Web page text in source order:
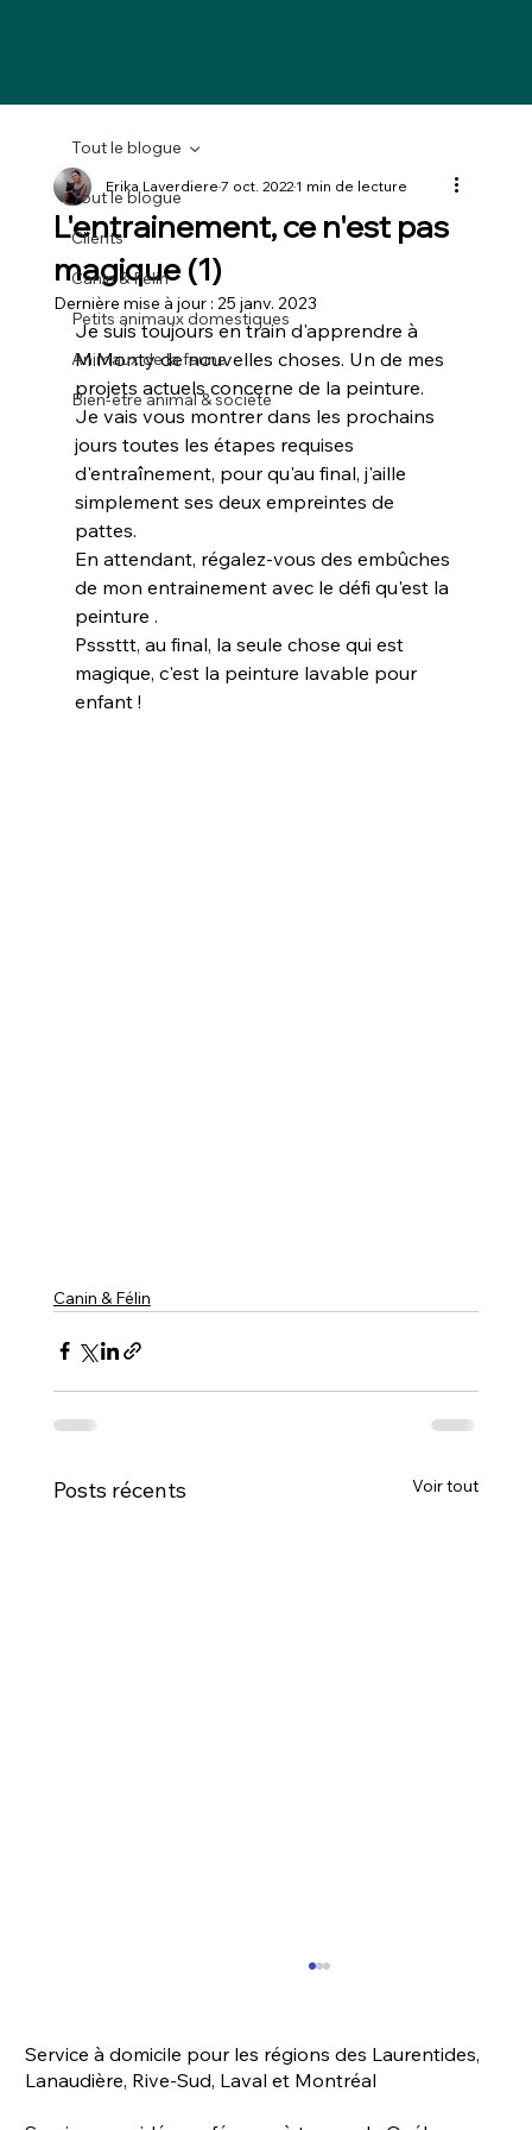
Tout le blogue
Clients
Canin & Félin
Petits animaux domestiques
Animaux de la faune
Bien-être animal & société
Tout le blogue
L'entrainement, ce n'est pas
magique (1)
Erika Laverdiere7 oct. 20221 min de lecture
Dernière mise à jour : 25 janv. 2023
Je suis toujours en train d'apprendre à
M.Monty de nouvelles choses. Un de mes
projets actuels concerne de la peinture.
Je vais vous montrer dans les prochains
jours toutes les étapes requises
d'entraînement, pour qu'au final, j'aille
simplement ses deux empreintes de
pattes.
En attendant, régalez-vous des embûches
de mon entrainement avec le défi qu'est la
peinture .
Psssttt, au final, la seule chose qui est
magique, c'est la peinture lavable pour
enfant !
Canin & Félin
Posts récents Voir tout
Service à domicile pour les régions des Laurentides,
Lanaudière, Rive-Sud, Laval et Montréal